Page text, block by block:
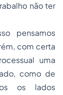
não ter
pensamos
com certa
uma
como de
os lados